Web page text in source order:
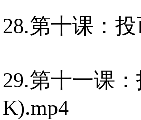
28.第十课：
29.第十一课
K).mp4